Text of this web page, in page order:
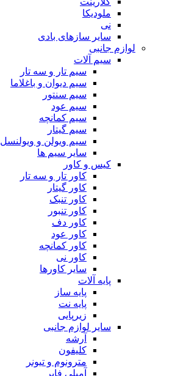
ملودیکا
نی
سایر سازهای بادی
لوازم جانبی
سیم آلات
سیم تار و سه تار
سیم دیوان و باغلاما
سیم سنتور
سیم عود
سیم کمانچه
سیم گیتار
سیم ویولن و ویولنسل
سایر سیم ها
کیس و کاور
کاور تار و سه تار
کاور گیتار
کاور تنبک
کاور تنبور
کاور دف
کاور عود
کاور کمانچه
کاور نی
سایر کاورها
پایه آلات
پایه ساز
پایه نت
زیرپایی
سایر لوازم جانبی
آرشه
کلیفون
مترونوم و تیونر
آمپلی فایر